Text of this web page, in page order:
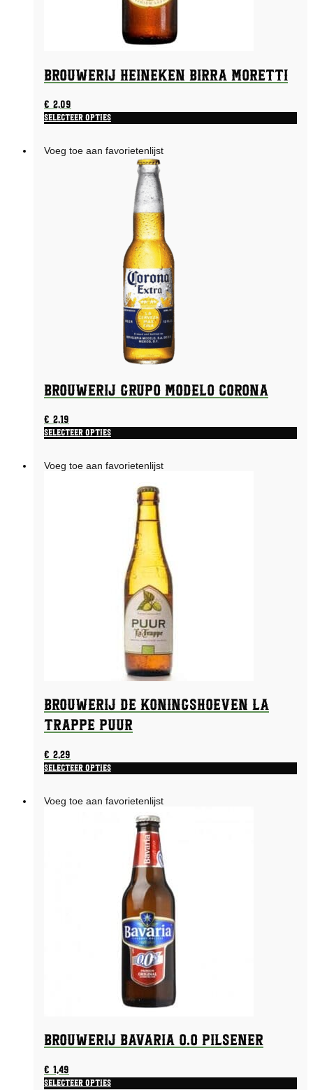
Brouwerij Heineken Birra Moretti
€2,09
Selecteer opties
Voeg toe aan favorietenlijst
Brouwerij Grupo Modelo Corona
€ 2,19
Selecteer opties
Voeg toe aan favorietenlijst
Brouwerij De Koningshoeven La
Trappe Puur
€ 2,29
Selecteer opties
Voeg toe aan favorietenlijst
Brouwerij Bavaria 0.0 Pilsener
€ 1,49
Selecteer opties